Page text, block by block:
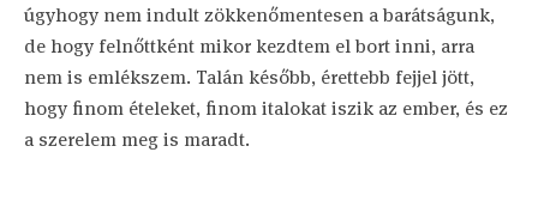
úgyhogy nem indult zökkenőmentesen a barátságunk,
de hogy felnőttként mikor kezdtem el bort inni, arra
nem is emlékszem. Talán később, érettebb fejjel jött,
hogy finom ételeket, finom italokat iszik az ember, és ez
a szerelem meg is maradt.